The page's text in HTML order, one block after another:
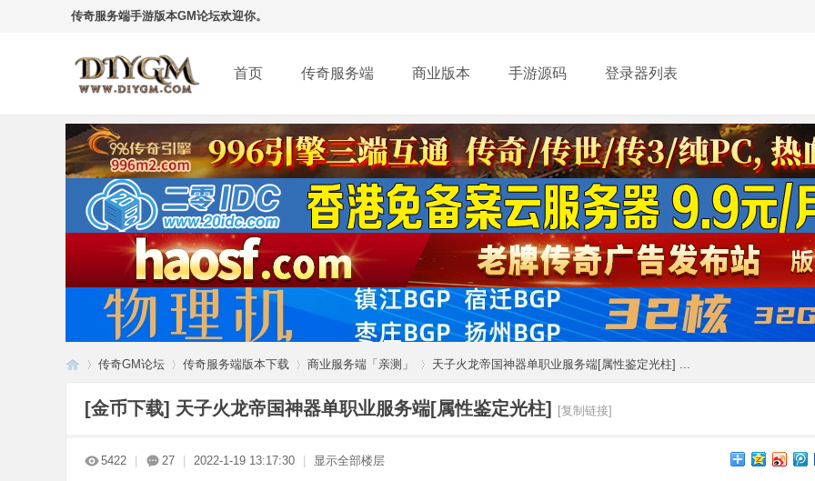
传奇服务端手游版本GM论坛欢迎你。
首页 传奇服务端 商业版本 手游源码 登录器列表
传奇GM论坛 传奇服务端版本下载 商业服务端「亲测」 天子火龙帝国神器单职业服务端[属性鉴定光柱] ...
[金币下载] 天子火龙帝国神器单职业服务端[属性鉴定光柱] [复制链接]
5422 27 2022-1-19 13:17:30 显示全部楼层